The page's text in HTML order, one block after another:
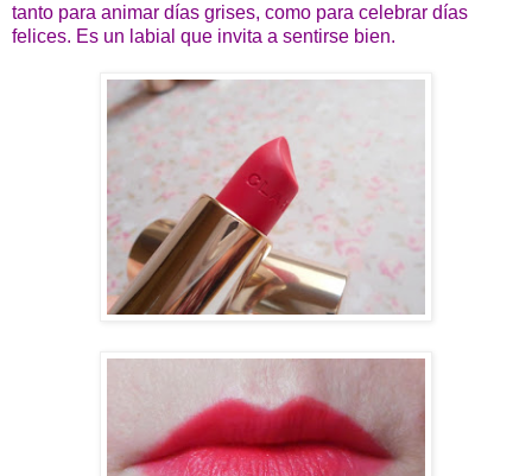
tanto para animar días grises, como para celebrar días
felices. Es un labial que invita a sentirse bien.